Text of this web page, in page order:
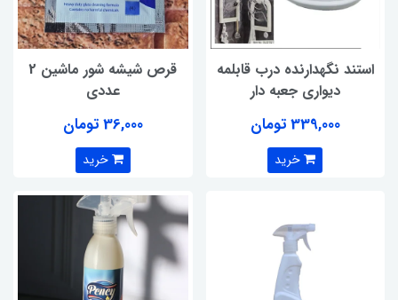
استند نگهدارنده درب قابلمه
دیواری جعبه دار
339,000 تومان
خرید
قرص شیشه شور ماشین 2
عددی
36,000 تومان
خرید